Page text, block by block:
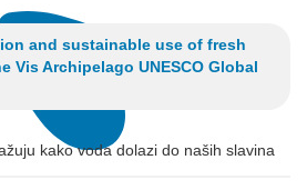
and sustainable use of fresh
Vis Archipelago UNESCO Global